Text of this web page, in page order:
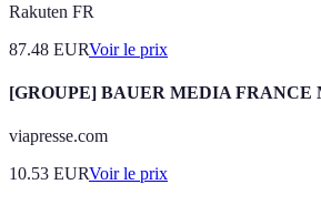
Rakuten FR
87.48 EURVoir le prix
[GROUPE] BAUER MEDIA FRANCE
viapresse.com
10.53 EURVoir le prix